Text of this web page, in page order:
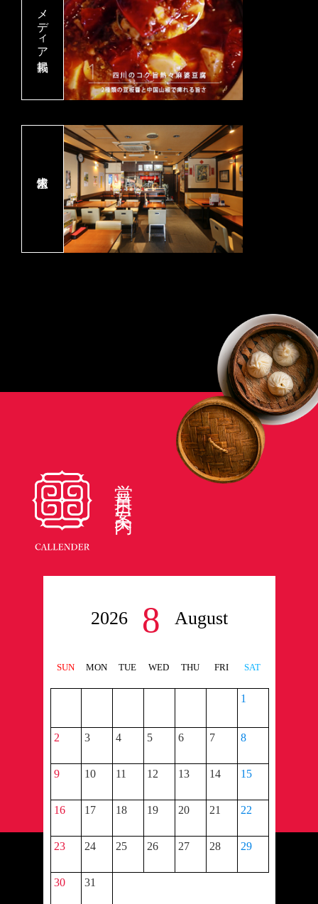
メディア掲載
営業日案内
2026 8 August
SUN MON TUE WED THU FRI SAT
1
2 3 4 5 6 7 8
9 10 11 12 13 14 15
16 17 18 19 20 21 22
23 24 25 26 27 28 29
30 31